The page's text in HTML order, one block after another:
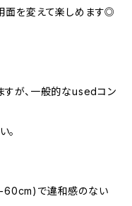
面を変えて楽しめます◎
が、一般的なusedコン
。
60cm)で違和感のない